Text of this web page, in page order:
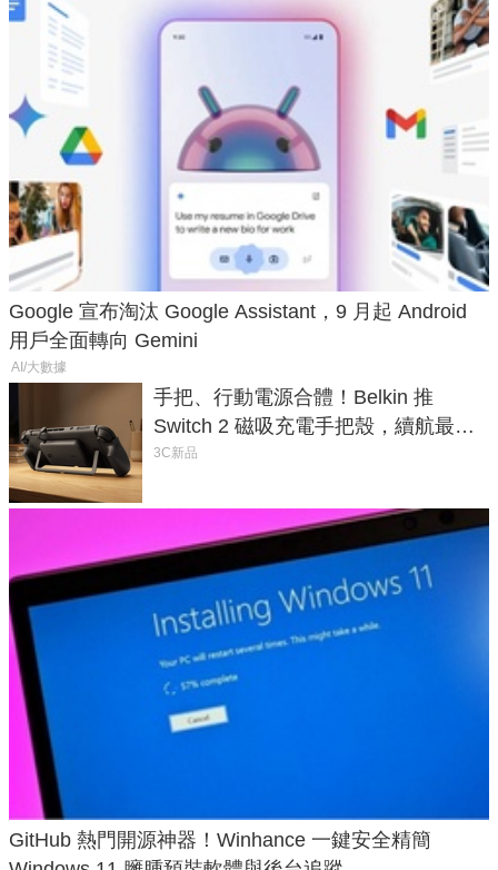
Google 宣布淘汰 Google Assistant，9 月起 Android
用戶全面轉向 Gemini
AI/大數據
手把、行動電源合體！Belkin 推
Switch 2 磁吸充電手把殼，續航最高
延長 1.5 倍
3C新品
GitHub 熱門開源神器！Winhance 一鍵安全精簡